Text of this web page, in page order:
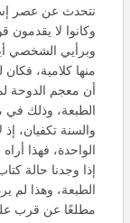
نتحدث عن عصر
وكانوا لا
وبرأيي الشخصي
منها كلامية،
أن معجم الدوحة
الطبعة، وذلك في
والسنة تكفيان،
الواحدة، فهذا
إذا وجدنا حالة
الطبعة، وهذا لم
مطلعًا عن قرب على